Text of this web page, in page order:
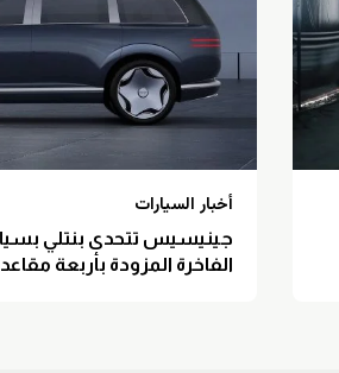
أخبار السيارات
الفاخرة المزودة بأربعة مقاعد